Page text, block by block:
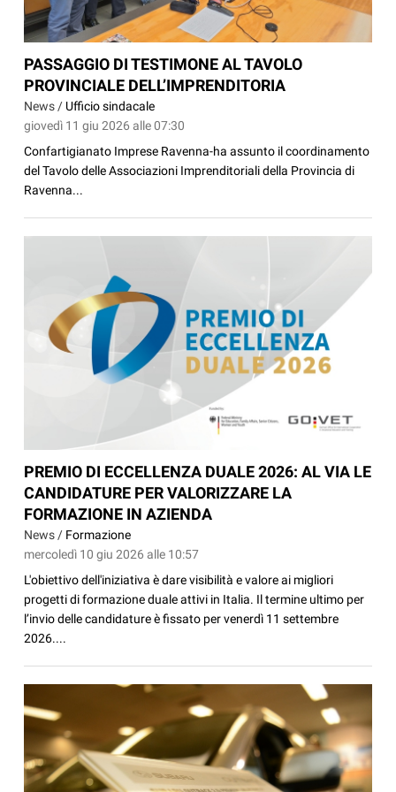
PASSAGGIO DI TESTIMONE AL TAVOLO
PROVINCIALE DELL’IMPRENDITORIA
News / Ufficio sindacale
giovedì 11 giu 2026 alle 07:30
Confartigianato Imprese Ravenna-ha assunto il coordinamento
del Tavolo delle Associazioni Imprenditoriali della Provincia di
Ravenna...
PREMIO DI ECCELLENZA DUALE 2026: AL VIA LE
CANDIDATURE PER VALORIZZARE LA
FORMAZIONE IN AZIENDA
News / Formazione
mercoledì 10 giu 2026 alle 10:57
L'obiettivo dell'iniziativa è dare visibilità e valore ai migliori
progetti di formazione duale attivi in Italia. Il termine ultimo per
l’invio delle candidature è fissato per venerdì 11 settembre
2026....